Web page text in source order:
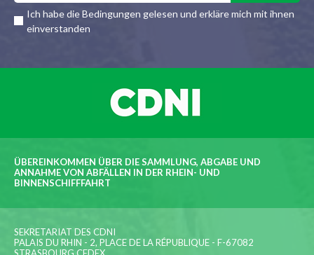
Ich habe die Bedingungen gelesen und erkläre mich mit ihnen
einverstanden
ÜBEREINKOMMEN ÜBER DIE SAMMLUNG, ABGABE UND
ANNAHME VON ABFÄLLEN IN DER RHEIN- UND
BINNENSCHIFFFAHRT
SEKRETARIAT DES CDNI
PALAIS DU RHIN - 2, PLACE DE LA RÉPUBLIQUE - F-67082